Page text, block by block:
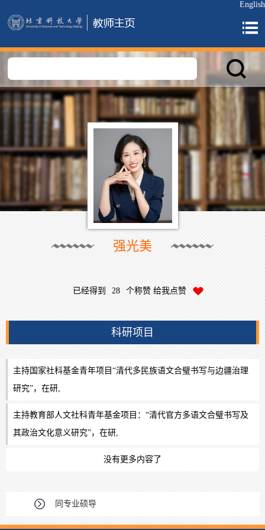
English
强光美
已经得到 28 个称赞 给我点赞
科研项目
主持国家社科基金青年项目“清代多民族语文合璧书写与边疆治理
研究”，在研,
主持教育部人文社科青年基金项目：“清代官方多语文合璧书写及
其政治文化意义研究”，在研,
没有更多内容了
同专业硕导